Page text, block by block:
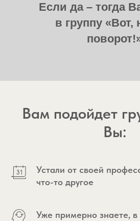
Если да – тогда
в группу «Вот,
Вам подойдет
Вы:
Устали от своей
что-то другое
Уже примерно знаете, в